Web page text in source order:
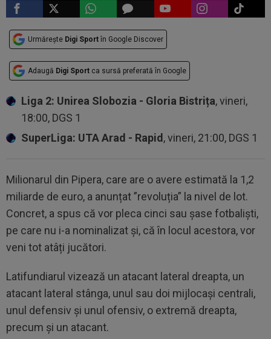
Urmărește Digi Sport în Google Discover
Adaugă Digi Sport ca sursă preferată în Google
Liga 2: Unirea Slobozia - Gloria Bistrița, vineri,
18:00, DGS 1
SuperLiga: UTA Arad - Rapid , vineri, 21:00, DGS 1
Milionarul din Pipera, care are o avere estimată la 1,2
miliarde de euro, a anunțat ”revoluția” la nivel de lot.
Concret, a spus că vor pleca cinci sau șase fotbaliști,
pe care nu i-a nominalizat și, că în locul acestora, vor
veni tot atâți jucători.
Latifundiarul vizează un atacant lateral dreapta, un
atacant lateral stânga, unul sau doi mijlocași centrali,
unul defensiv și unul ofensiv, o extremă dreapta,
precum și un atacant.